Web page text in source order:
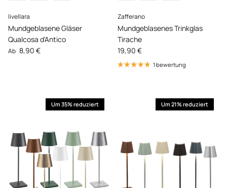
livellara
Mundgeblasene Gläser
Qualcosa d'Antico
Normaler Preis
Ab 8,90 €
Zafferano
Mundgeblasenes Trinkglas
Tirache
Normaler Preis
19,90 €
1 bewertung
Um 35% reduziert Um 21% reduziert